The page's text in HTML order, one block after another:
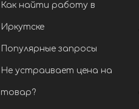
Как найти работу в
Иркутске
Популярные запросы
Не устраивает цена на
товар?